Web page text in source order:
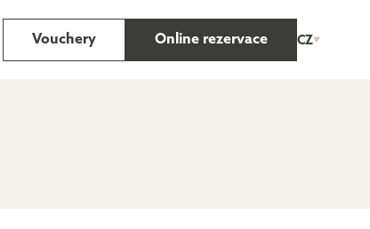
Vouchery Online rezervace CZ